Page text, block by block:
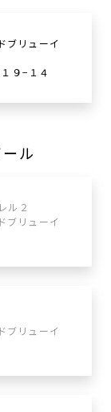
リューイ
９−１４
ル
ル２
リューイ
リューイ